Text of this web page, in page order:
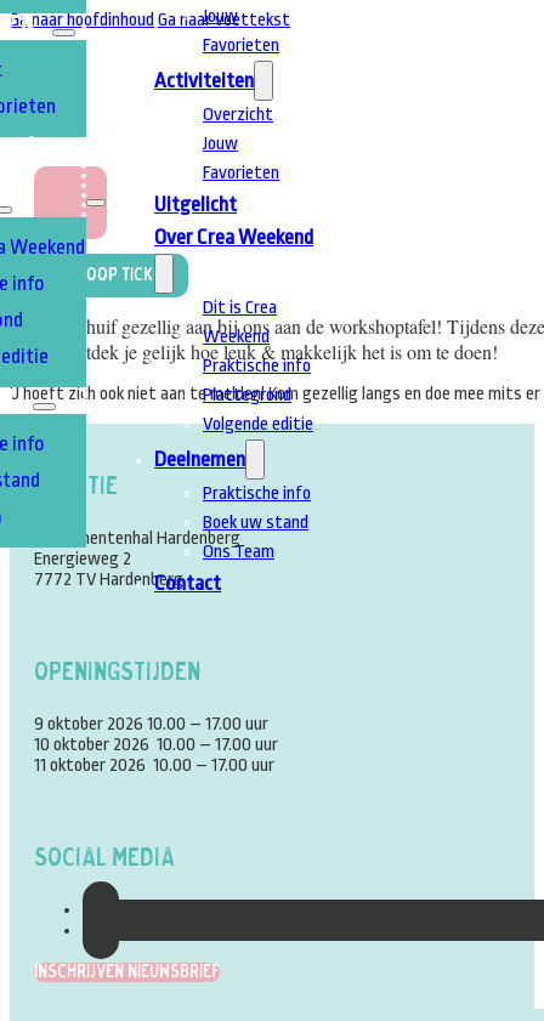
Ga naar hoofdinhoud Ga naar voettekst
Weekend
info
info
Jouw
Favorieten
Activiteiten
Overzicht
Jouw
Favorieten
Uitgelicht
Over Crea Weekend
Dit is Crea
Weekend
Praktische info
Plattegrond
Volgende editie
Deelnemen
Praktische info
Boek uw stand
Ons Team
Contact
Koop Ticket
Schuif gezellig aan bij ons aan de workshoptafel! Tijdens
ontdek je gelijk hoe leuk & makkelijk het is om te doen!
U hoeft zich ook niet aan te melden! Kom gezellig langs en doe mee mits er
Locatie
Evenementenhal Hardenberg
Energieweg 2
7772 TV Hardenberg
Openingstijden
9 oktober 2026 10.00 – 17.00 uur
10 oktober 2026 10.00 – 17.00 uur
11 oktober 2026 10.00 – 17.00 uur
Social Media
Inschrijven Nieuwsbrief